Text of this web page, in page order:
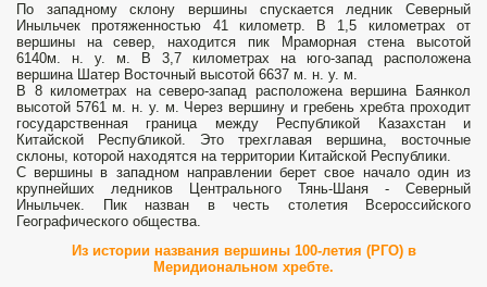
По западному склону вершины спускается ледник Северный
Иныльчек протяженностью 41 километр. В 1,5 километрах от
вершины на север, находится пик Мраморная стена высотой
6140м. н. у. м. В 3,7 километрах на юго-запад расположена
вершина Шатер Восточный высотой 6637 м. н. у. м.
В 8 километрах на северо-запад расположена вершина Баянкол
высотой 5761 м. н. у. м. Через вершину и гребень хребта проходит
государственная граница между Республикой Казахстан и
Китайской Республикой. Это трехглавая вершина, восточные
склоны, которой находятся на территории Китайской Республики.
С вершины в западном направлении берет свое начало один из
крупнейших ледников Центрального Тянь-Шаня - Северный
Иныльчек. Пик назван в честь столетия Всероссийского
Географического общества.
Из истории названия вершины 100-летия (РГО) в
Меридиональном хребте.